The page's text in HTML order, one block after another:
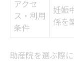
アクセ
ス・利用
条件
妊娠
係を
助産院を選ぶ際